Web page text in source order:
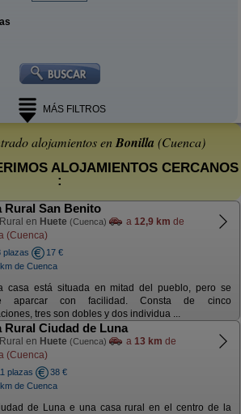
MÁS FILTROS
alojamientos enBonilla (Cuenca)
ALOJAMIENTOS CERCANOS
:
Rural San Benito
en Huete (Cuenca) a 12,9 km de
(Cuenca)
plazas
17 €
de Cuenca
casa está situada en mitad del pueblo, pero se
aparcar con facilidad. Consta de cinco
tres son dobles y dos individua ...
Rural Ciudad de Luna
en Huete (Cuenca) a 13 km de
(Cuenca)
plazas
38 €
de Cuenca
de Luna e una casa rural en el centro de la